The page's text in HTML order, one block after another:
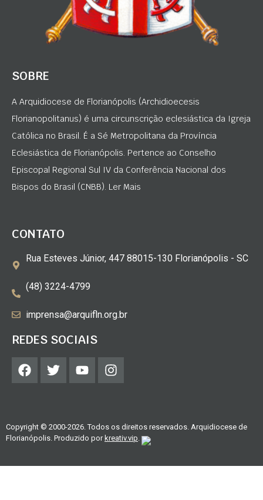
SOBRE
A Arquidiocese de Florianópolis (Archidioecesis
Florianopolitanus) é uma circunscrição eclesiástica da Igreja
Católica no Brasil. É a Sé Metropolitana da Província
Eclesiástica de Florianópolis. Pertence ao Conselho
Episcopal Regional Sul IV da Conferência Nacional dos
Bispos do Brasil (CNBB). Ler Mais
CONTATO
Rua Esteves Júnior, 447 88015-130 Florianópolis - SC
(48) 3224-4799
imprensa@arquifln.org.br
REDES SOCIAIS
Copyright © 2000-2026. Todos os direitos reservados. Arquidiocese de
Florianópolis. Produzido por kreativ.vip